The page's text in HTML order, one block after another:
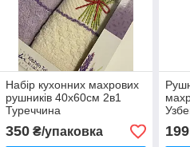
Набір кухонних махрових
рушників 40х60см 2в1
Туреччина
350₴/упаковка 199